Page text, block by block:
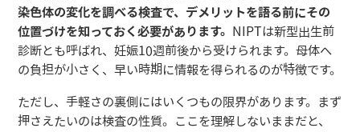
染色体の変化を調べる検査で、デメリットを語る前にその
位置づけを知っておく必要があります。 NIPTは新型出生前
診断とも呼ばれ、妊娠10週前後から受けられます。母体へ
の負担が小さく、早い時期に情報を得られるのが特徴です。
ただし、手軽さの裏側にはいくつもの限界があります。まず
押さえたいのは検査の性質。ここを理解しないままだと、